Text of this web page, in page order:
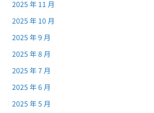
2025 年 11 月
2025 年 10 月
2025 年 9 月
2025 年 8 月
2025 年 7 月
2025 年 6 月
2025 年 5 月